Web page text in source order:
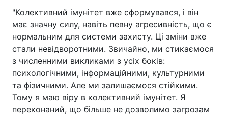
"Колективний імунітет вже сформувався, і він
має значну силу, навіть певну агресивність, що є
нормальним для системи захисту. Ці зміни вже
стали невідворотними. Звичайно, ми стикаємося
з численними викликами з усіх боків:
психологічними, інформаційними, культурними
та фізичними. Але ми залишаємося стійкими.
Тому я маю віру в колективний імунітет. Я
переконаний, що більше не дозволимо загрозам